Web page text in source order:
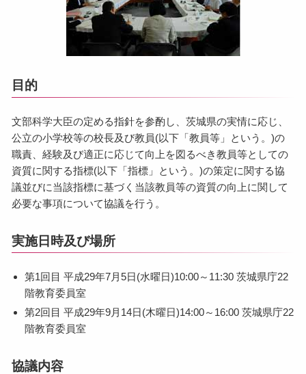
目的
文部科学大臣の定める指針を参酌し、茨城県の実情に応じ、
公立の小学校等の校長及び教員(以下「教員等」という。)の
職責、経験及び適正に応じて向上を図るべき教員等としての
資質に関する指標(以下「指標」という。)の策定に関する協
議並びに当該指標に基づく当該教員等の資質の向上に関して
必要な事項について協議を行う。
実施日時及び場所
第1回目 平成29年7月5日(水曜日)10:00～11:30 茨城県庁22
階教育委員室
第2回目 平成29年9月14日(木曜日)14:00～16:00 茨城県庁22
階教育委員室
協議内容